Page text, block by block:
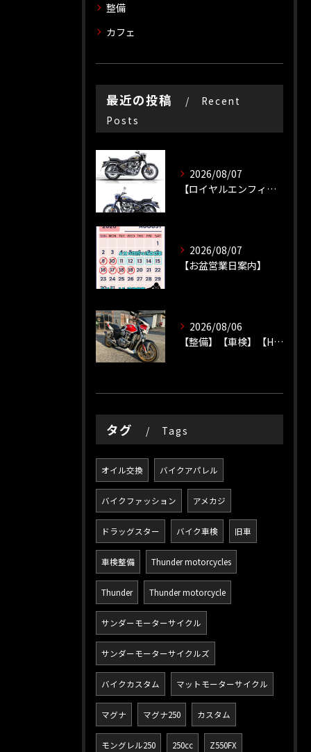
整備
カフェ
最近の投稿
Recent
Posts
2026/08/07
【ロイヤルエンフィールド】【新車種】
2026/08/07
【お盆営業日案内】
2026/08/06
【整備】【車検】【HONDA】
タグ Tags
オイル交換 バイクアパレル
バイクファッション アメカジ
ドラッグスター バイク車検 旧車
車検整備 Thunder motorcycles
Thunder Thunder motorcycle
サンダーモーターサイクル
サンダーモーターサイクルズ
バイクカスタム マットモーターサイクル
マグナ マグナ250 カスタム
モングレル250 250cc Z550FX